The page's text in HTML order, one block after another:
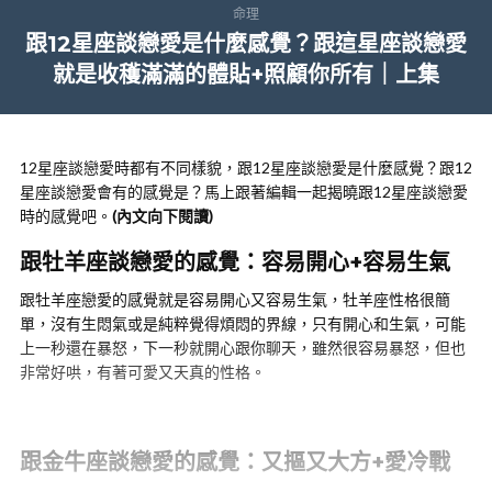
命理
跟12星座談戀愛是什麼感覺？跟這星座談戀愛
就是收穫滿滿的體貼+照顧你所有｜上集
12星座談戀愛時都有不同樣貌，跟12星座談戀愛是什麼感覺？跟12
星座談戀愛會有的感覺是？馬上跟著編輯一起揭曉跟12星座談戀愛
時的感覺吧。 (內文向下閱讀)
跟牡羊座談戀愛的感覺：容易開心+容易生氣
跟牡羊座戀愛的感覺就是容易開心又容易生氣，牡羊座性格很簡
單，沒有生悶氣或是純粹覺得煩悶的界線，只有開心和生氣，可能
上一秒還在暴怒，下一秒就開心跟你聊天，雖然很容易暴怒，但也
非常好哄，有著可愛又天真的性格。
跟金牛座談戀愛的感覺：又摳又大方+愛冷戰